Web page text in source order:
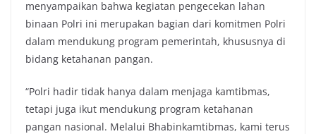
menyampaikan bahwa kegiatan pengecekan lahan
binaan Polri ini merupakan bagian dari komitmen Polri
dalam mendukung program pemerintah, khususnya di
bidang ketahanan pangan.
“Polri hadir tidak hanya dalam menjaga kamtibmas,
tetapi juga ikut mendukung program ketahanan
pangan nasional. Melalui Bhabinkamtibmas, kami terus